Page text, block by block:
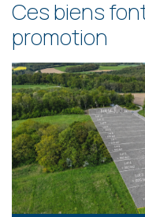
Ces biens
promotion